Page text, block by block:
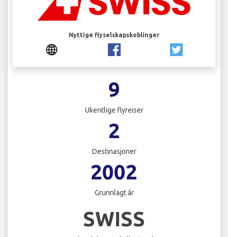
Nyttige flyselskapskoblinger
9
Ukentlige flyreiser
2
Destinasjoner
2002
Grunnlagt år
SWISS